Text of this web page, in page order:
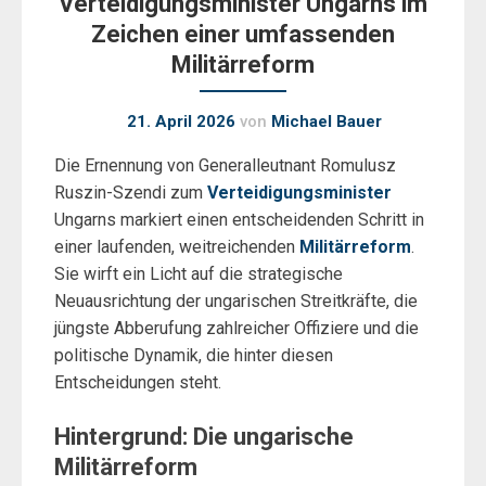
Zeichen einer umfassenden
Militärreform
21. April 2026 von Michael Bauer
Die Ernennung von Generalleutnant Romulusz
Ruszin-Szendi zum Verteidigungsminister
Ungarns markiert einen entscheidenden Schritt in
einer laufenden, weitreichenden Militärreform.
Sie wirft ein Licht auf die strategische
Neuausrichtung der ungarischen Streitkräfte, die
jüngste Abberufung zahlreicher Offiziere und die
politische Dynamik, die hinter diesen
Entscheidungen steht.
Hintergrund: Die ungarische
Militärreform